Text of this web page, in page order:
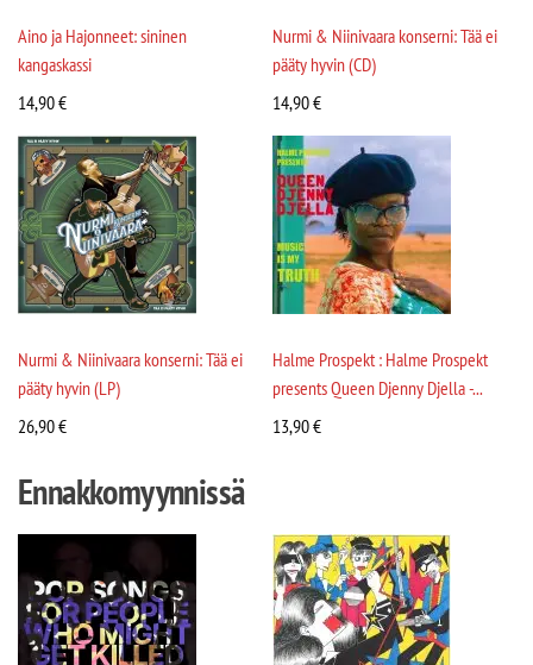
Aino ja Hajonneet: sininen
kangaskassi
14,90€
Nurmi & Niinivaara konserni: Tää ei
pääty hyvin (CD)
14,90€
Nurmi & Niinivaara konserni: Tää ei
pääty hyvin (LP)
26,90€
Halme Prospekt : Halme Prospekt
presents Queen Djenny Djella -...
13,90€
Ennakkomyynnissä